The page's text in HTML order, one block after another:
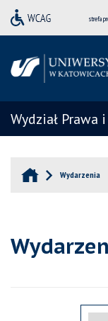
strefa
Wydział
Wydarzenia